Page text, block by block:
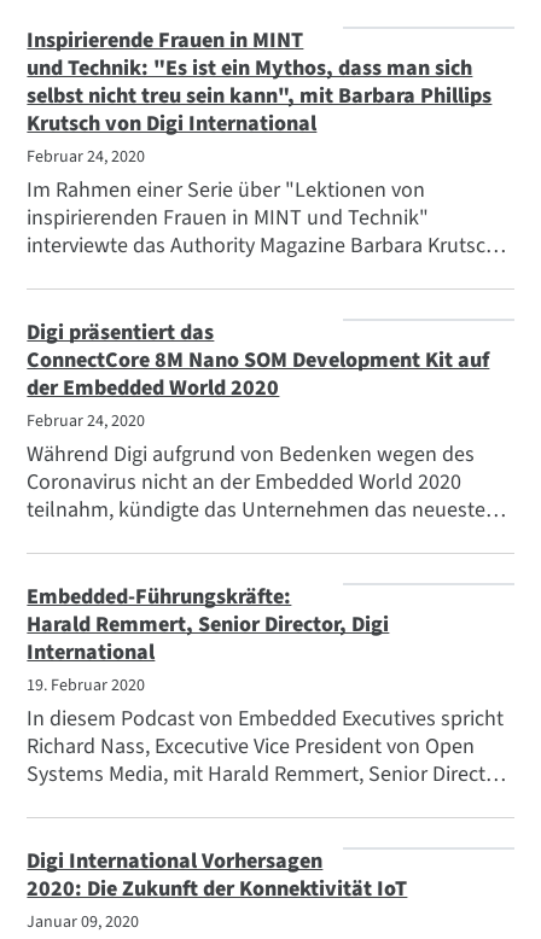
Inspirierende Frauen in MINT
und Technik: "Es ist ein Mythos, dass man sich
selbst nicht treu sein kann", mit Barbara Phillips
Krutsch von Digi International
Februar 24, 2020
Im Rahmen einer Serie über "Lektionen von
inspirierenden Frauen in MINT und Technik"
interviewte das Authority Magazine Barbara Krutsch,
Digi präsentiert das
ConnectCore 8M Nano SOM Development Kit auf
der Embedded World 2020
Februar 24, 2020
Während Digi aufgrund von Bedenken wegen des
Coronavirus nicht an der Embedded World 2020
teilnahm, kündigte das Unternehmen das neueste
Telefonkonferenz an. Das Digi ConnectCore 8M Nano
SOM Development Kit verfügt über ein komplettes
Set an Werkzeugen und Ressourcen zur
Unterstützung einer schnellen Entwicklung und einer
schnellen Markteinführung mit einer Reihe von
Funktionen wie unterstützenden
Entwicklerbibliotheken.
Embedded-Führungskräfte:
Harald Remmert, Senior Director, Digi
International
19. Februar 2020
In diesem Podcast von Embedded Executives spricht
Richard Nass, Excecutive Vice President von Open
Systems Media, mit Harald Remmert, Senior Director
Mainstream wird.
Digi International Vorhersagen
2020: Die Zukunft der Konnektivität IoT
Januar 09, 2020